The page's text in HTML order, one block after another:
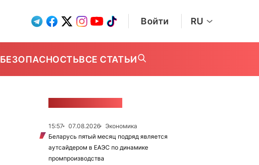
Войти RU
БЕЗОПАСНОСТЬВСЕ СТАТЬИ
15:57 07.08.2026
Экономика
Беларусь пятый месяц подряд является
аутсайдером в ЕАЭС по динамике
промпроизводства